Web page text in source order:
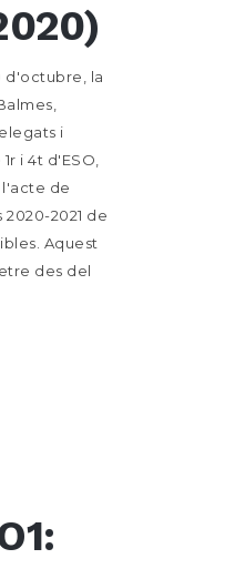
d'octubre, la
i
i 4t d'ESO,
de
2021 de
Aquest
des del